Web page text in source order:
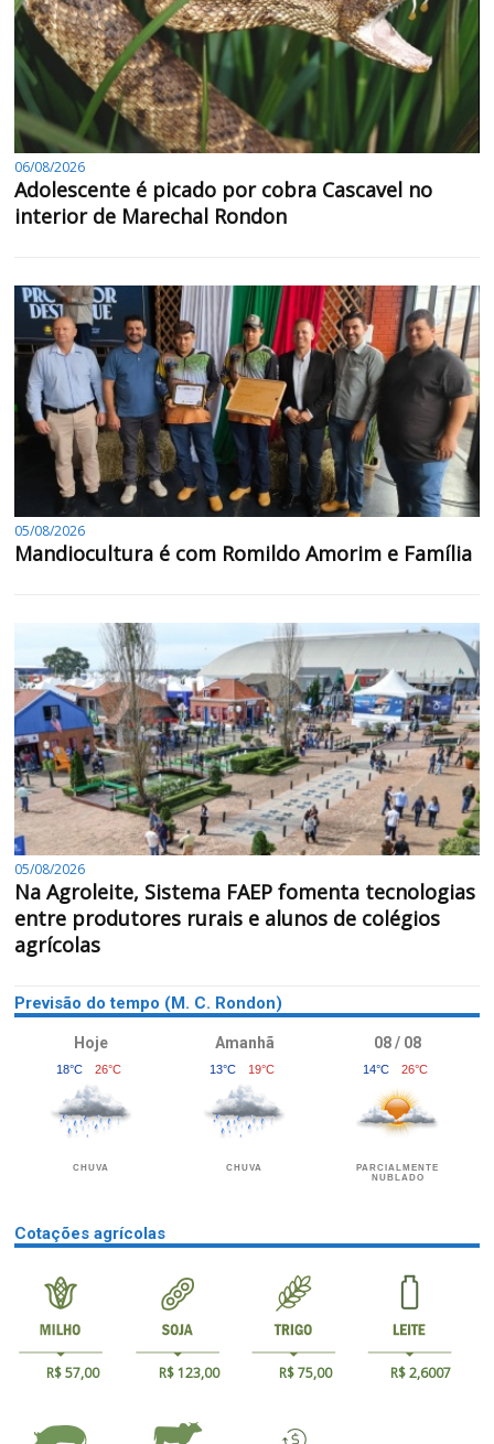
06/08/2026
Adolescente é picado por cobra Cascavel no
interior de Marechal Rondon
05/08/2026
Mandiocultura é com Romildo Amorim e Família
05/08/2026
Na Agroleite, Sistema FAEP fomenta tecnologias
entre produtores rurais e alunos de colégios
agrícolas
Previsão do tempo (M. C. Rondon)
Hoje
18°C 26°C
CHUVA
Amanhã
13°C 19°C
CHUVA
08 / 08
14°C 26°C
PARCIALMENTE
NUBLADO
Cotações agrícolas
R$ 57,00 R$ 123,00 R$ 75,00 R$ 2,6007